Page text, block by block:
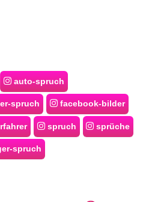
auto-spruch
spruch facebook-bilder
spruch sprüche
spruch